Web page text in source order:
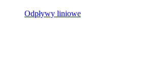
Odpływy liniowe